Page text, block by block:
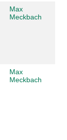
Max
Meckbach
Max
Meckbach